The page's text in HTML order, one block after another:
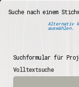
Suche nach einem
Alternativ
auswählen.
Suchformular für
Volltextsuche